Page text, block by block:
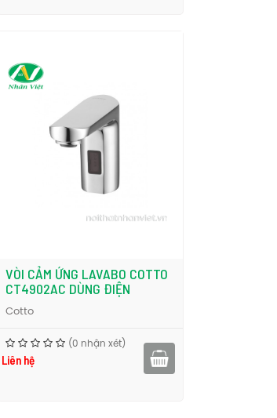
VÒI CẢM ỨNG LAVABO COTTO
CT4902AC DÙNG ĐIỆN
Cotto
(0 nhận xét)
Liên hệ